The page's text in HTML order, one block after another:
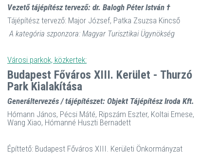
Vezető tájépítész tervező: dr. Balogh Péter István †
Tájépítész tervező: Major József, Patka Zsuzsa Kincső
A kategória szponzora: Magyar Turisztikai Ügynökség
Városi parkok, közkertek:
Budapest Főváros XIII. Kerület - Thurzó
Park Kialakítása
Generáltervezés / tájépítészet: Objekt Tájépítész Iroda Kft.
Hómann János, Pécsi Máté, Ripszám Eszter, Koltai Emese,
Wang Xiao, Hómanné Huszti Bernadett
Építtető: Budapest Főváros XIII. Kerületi Önkormányzat